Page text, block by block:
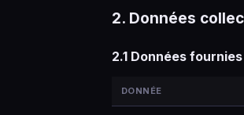
2. Données
2.1 Données
DONNÉE